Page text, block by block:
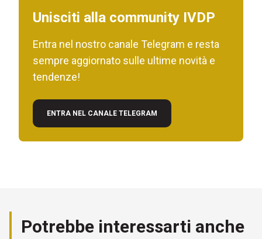
Unisciti alla community IVDP
Entra nel nostro canale Telegram e resta
sempre aggiornato sulle ultime novità e
tendenze!
ENTRA NEL CANALE TELEGRAM
Potrebbe interessarti anche